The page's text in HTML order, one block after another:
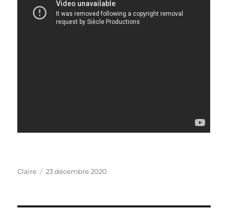
Auteur
Claire
Publié
23 décembre 2020